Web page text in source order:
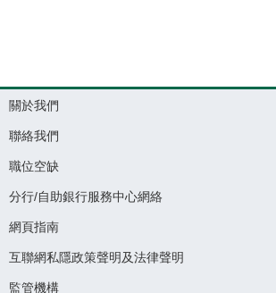
關於我們
聯絡我們
職位空缺
分行/自助銀行服務中心網絡
網頁指南
互聯網私隱政策聲明及法律聲明
監管機構